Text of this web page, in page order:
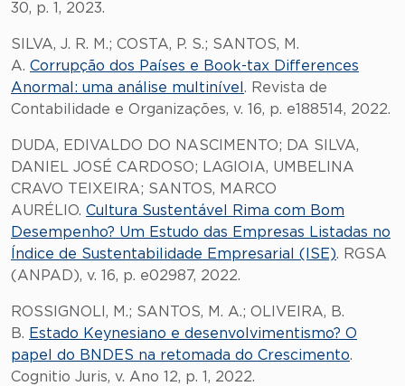
30, p. 1, 2023.
SILVA, J. R. M.; COSTA, P. S.; SANTOS, M.
A. Corrupção dos Países e Book-tax Differences
Anormal: uma análise multinível . Revista de
Contabilidade e Organizações, v. 16, p. e188514, 2022.
DUDA, EDIVALDO DO NASCIMENTO; DA SILVA,
DANIEL JOSÉ CARDOSO; LAGIOIA, UMBELINA
CRAVO TEIXEIRA; SANTOS, MARCO
AURÉLIO. Cultura Sustentável Rima com Bom
Desempenho? Um Estudo das Empresas Listadas no
Índice de Sustentabilidade Empresarial (ISE). RGSA
(ANPAD), v. 16, p. e02987, 2022.
ROSSIGNOLI, M.; SANTOS, M. A.; OLIVEIRA, B.
B. Estado Keynesiano e desenvolvimentismo? O
papel do BNDES na retomada do Crescimento.
Cognitio Juris, v. Ano 12, p. 1, 2022.